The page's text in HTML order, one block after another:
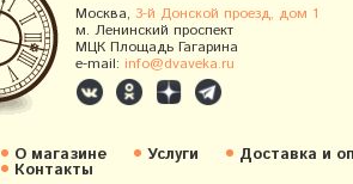
Москва, 3-й Донской проезд, дом 1
м. Ленинский проспект
МЦК Площадь Гагарина
e-mail: info@dvaveka.ru
О магазине Услуги Доставка и
Контакты